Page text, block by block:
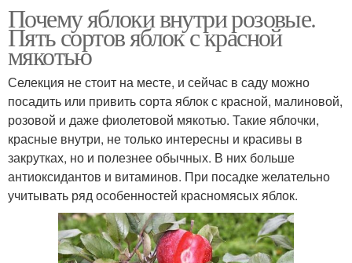
Почему яблоки внутри розовые.
Пять сортов яблок с красной
мякотью
Селекция не стоит на месте, и сейчас в саду можно
посадить или привить сорта яблок с красной, малиновой,
розовой и даже фиолетовой мякотью. Такие яблочки,
красные внутри, не только интересны и красивы в
закрутках, но и полезнее обычных. В них больше
антиоксидантов и витаминов. При посадке желательно
учитывать ряд особенностей красномясых яблок.